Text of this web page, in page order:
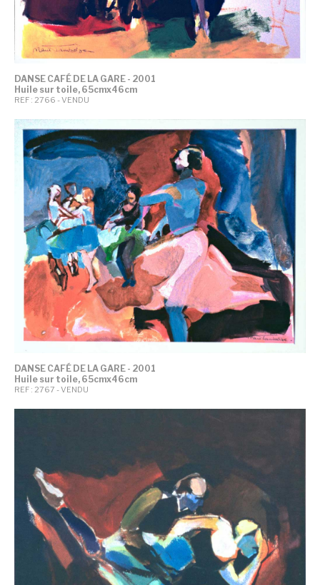
DANSE CAFÉ DE LA GARE - 2001
Huile sur toile, 65cmx46cm
REF : 2766 - VENDU
DANSE CAFÉ DE LA GARE - 2001
Huile sur toile, 65cmx46cm
REF : 2767 - VENDU